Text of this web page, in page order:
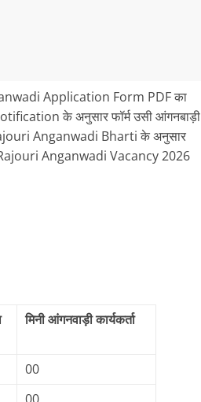
Application Form PDF का
के अनुसार फॉर्म उसी आंगनबाड़ी
Rajouri Anganwadi Bharti के अनुसार
Rajouri Anganwadi Vacancy 2026
मिनी आंगनवाड़ी कार्यकर्ता
00